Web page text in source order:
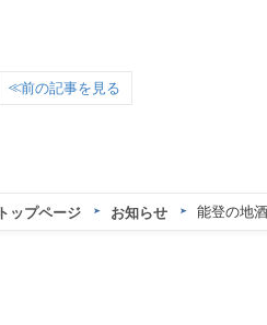
前の記事を見る
トップページ お知らせ 能登の地